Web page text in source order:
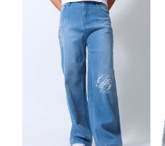
並び順
カテゴリ